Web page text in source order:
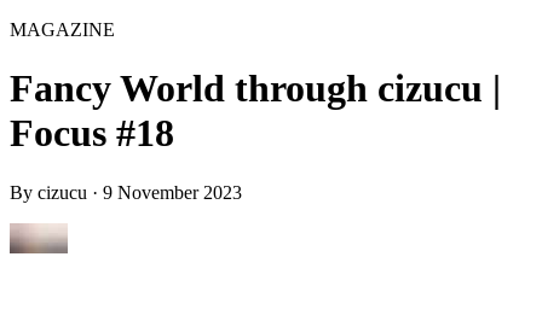
MAGAZINE
Fancy World through cizucu |
Focus #18
By cizucu · 9 November 2023